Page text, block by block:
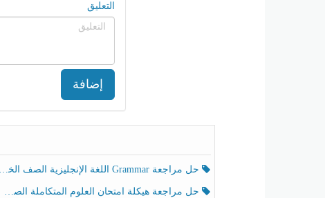
التعليق
إضافة
حل مراجعة Grammar اللغة الإنجليزية الصف الخامس الفصل الثالث
حل مراجعة هيكلة امتحان العلوم المتكاملة الصف الخامس انسبير الفصل الثالث